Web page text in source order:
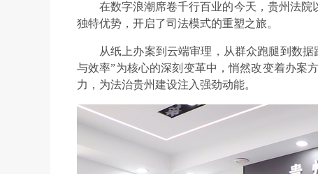
在数字浪潮席卷千行百业的今天，贵州法院
独特优势，开启了司法模式的重塑之旅。
从纸上办案到云端审理，从群众跑腿到数
与效率”为核心的深刻变革中，悄然改变着办案
力，为法治贵州建设注入强劲动能。